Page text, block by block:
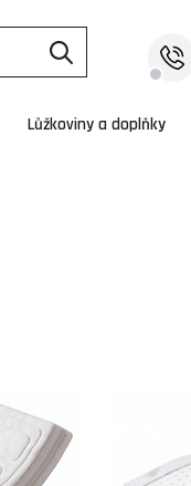
Lůžkoviny a doplňky